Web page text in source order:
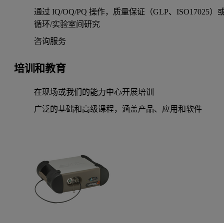
通过 IQ/OQ/PQ 操作，质量保证（GLP、ISO17025）
循环/实验室间研究
咨询服务
培训和教育
在现场或我们的能力中心开展培训
广泛的基础和高级课程，涵盖产品、应用和软件